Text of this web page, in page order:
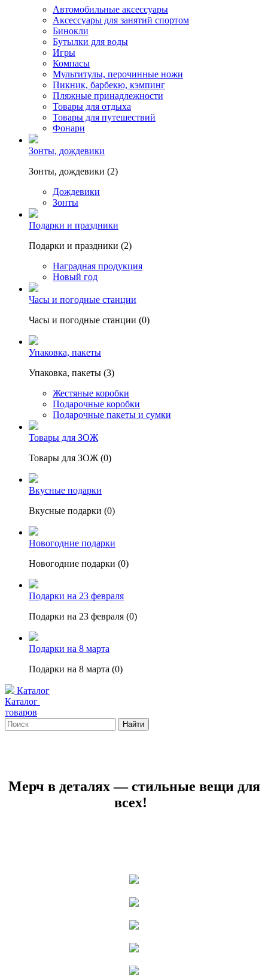
Автомобильные аксессуары
Аксессуары для занятий спортом
Бинокли
Бутылки для воды
Игры
Компасы
Мультитулы, перочинные ножи
Пикник, барбекю, кэмпинг
Пляжные принадлежности
Товары для отдыха
Товары для путешествий
Фонари
Зонты, дождевики
Зонты, дождевики (2)
Дождевики
Зонты
Подарки и праздники
Подарки и праздники (2)
Наградная продукция
Новый год
Часы и погодные станции
Часы и погодные станции (0)
Упаковка, пакеты
Упаковка, пакеты (3)
Жестяные коробки
Подарочные коробки
Подарочные пакеты и сумки
Товары для ЗОЖ
Товары для ЗОЖ (0)
Вкусные подарки
Вкусные подарки (0)
Новогодние подарки
Новогодние подарки (0)
Подарки на 23 февраля
Подарки на 23 февраля (0)
Подарки на 8 марта
Подарки на 8 марта (0)
Каталог
Каталог
товаров
Найти
Мерч в деталях — стильные вещи для
всех!